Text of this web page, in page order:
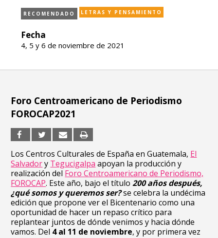
RECOMENDADO LETRAS Y PENSAMIENTO
Fecha
4, 5 y 6 de noviembre de 2021
Foro Centroamericano de Periodismo
FOROCAP2021
Los Centros Culturales de España en Guatemala, El
Salvadory Tegucigalpa apoyan la producción y
realización del Foro Centroamericano de Periodismo,
FOROCAP. Este año, bajo el título200 años después,
¿qué somos y queremos ser?se celebra la undécima
edición que propone ver el Bicentenario como una
oportunidad de hacer un repaso crítico para
replantear juntos de dónde venimos y hacia dónde
vamos. Del 4 al 11 de noviembre, y por primera vez